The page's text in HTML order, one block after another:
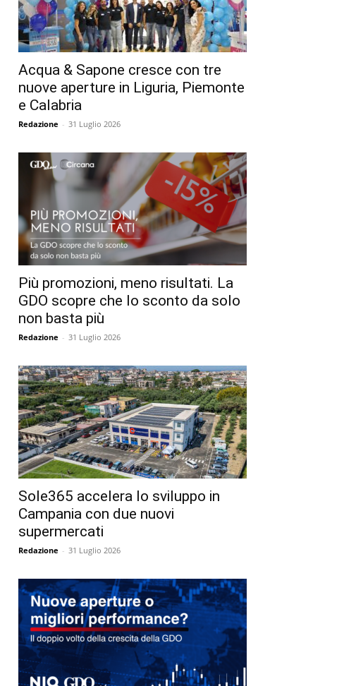
Acqua & Sapone cresce con tre
nuove aperture in Liguria, Piemonte
e Calabria
Redazione - 31 Luglio 2026
Più promozioni, meno risultati. La
GDO scopre che lo sconto da solo
non basta più
Redazione - 31 Luglio 2026
Sole365 accelera lo sviluppo in
Campania con due nuovi
supermercati
Redazione - 31 Luglio 2026